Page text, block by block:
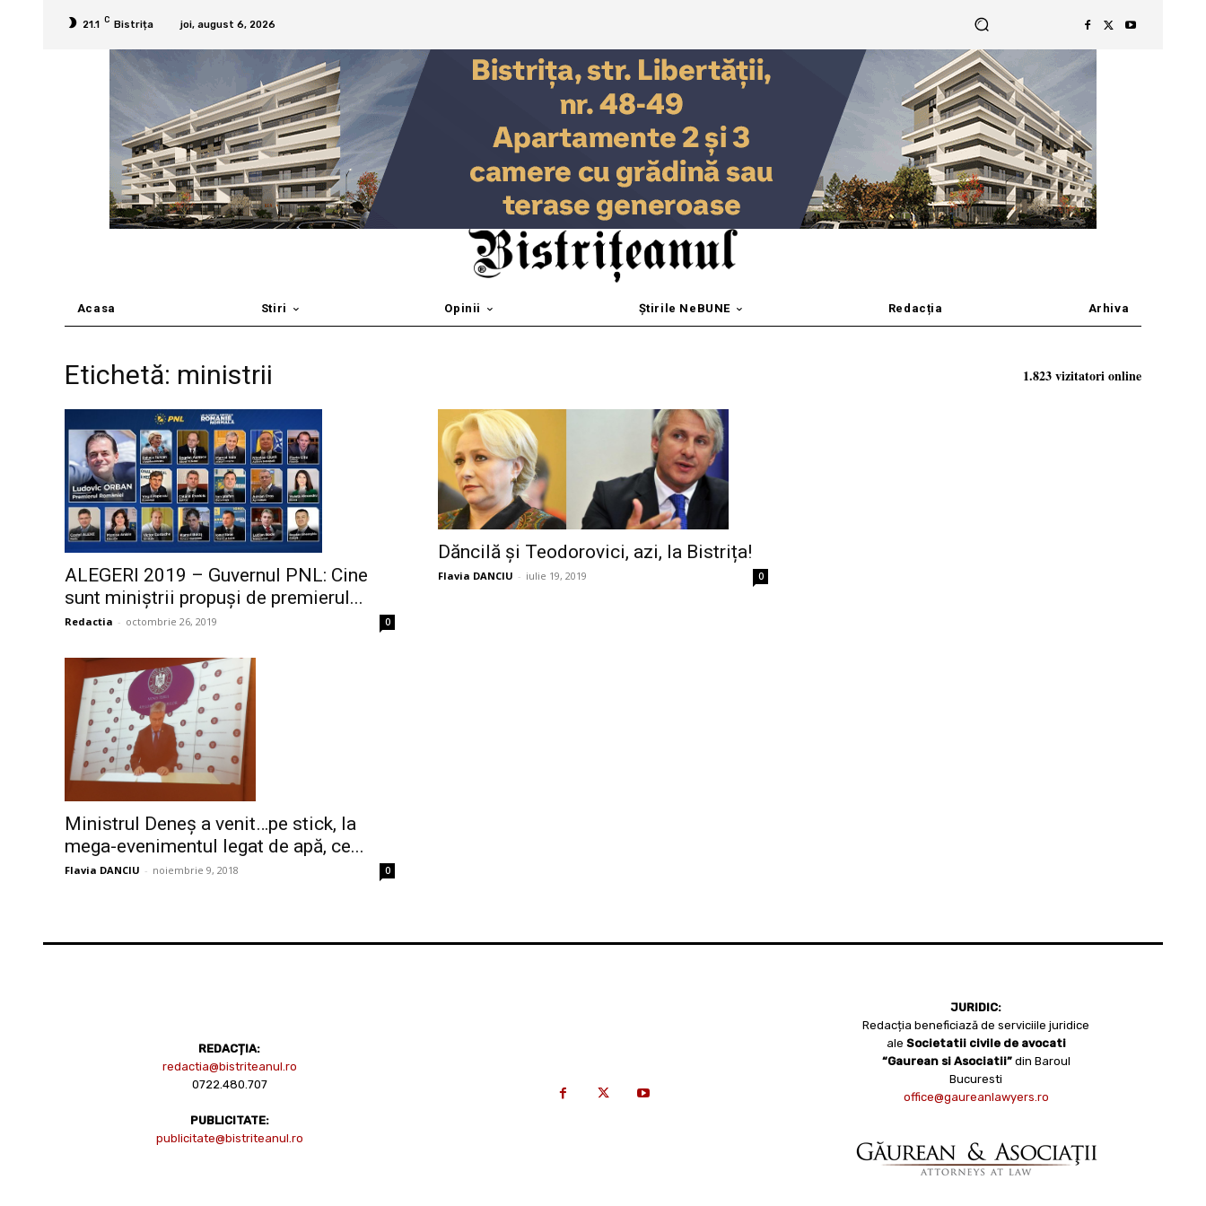
21.1 C Bistrița joi, august 6, 2026
Acasa Stiri Opinii Știrile NeBUNE Redacția Arhiva
Etichetă: ministrii
ALEGERI 2019 – Guvernul PNL: Cine
sunt miniștrii propuși de premierul...
Redactia - octombrie 26, 2019 0
Dăncilă și Teodorovici, azi, la Bistrița!
Flavia DANCIU - iulie 19, 2019 0
Ministrul Deneș a venit…pe stick, la
mega-evenimentul legat de apă, ce...
Flavia DANCIU - noiembrie 9, 2018 0
1.823 vizitatori online
REDACȚIA:
redactia@bistriteanul.ro
0722.480.707
PUBLICITATE:
publicitate@bistriteanul.ro
JURIDIC:
Redacția beneficiază de serviciile juridice
ale Societatii civile de avocati
“Gaurean si Asociatii” din Baroul
Bucuresti
office@gaureanlawyers.ro